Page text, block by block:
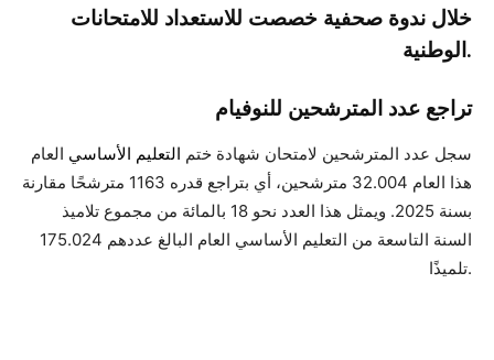
خلال ندوة صحفية خصصت للاستعداد للامتحانات
الوطنية.
تراجع عدد المترشحين للنوفيام
سجل عدد المترشحين لامتحان شهادة ختم التعليم الأساسي العام
هذا العام 32.004 مترشحين، أي بتراجع قدره 1163 مترشحًا مقارنة
بسنة 2025. ويمثل هذا العدد نحو 18 بالمائة من مجموع تلاميذ
السنة التاسعة من التعليم الأساسي العام البالغ عددهم 175.024
تلميذًا.